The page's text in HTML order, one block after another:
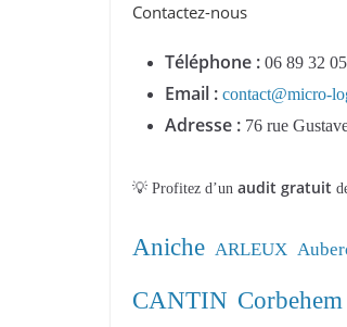
Contactez-nous
Téléphone : 06 89 32
Email : contact@micro-
Adresse : 76 rue
💡 Profitez d’un audit gratuit
Aniche ARLEUX
CANTIN Corbehem